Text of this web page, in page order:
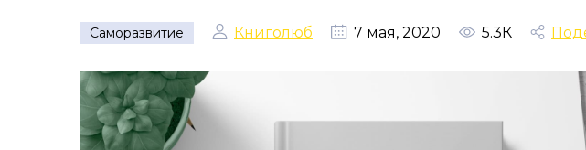
Саморазвитие Книголюб 7 мая, 2020 5.3К